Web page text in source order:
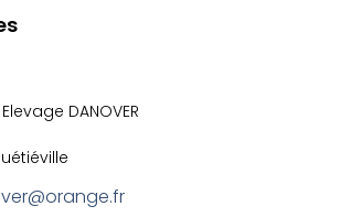
DANOVER